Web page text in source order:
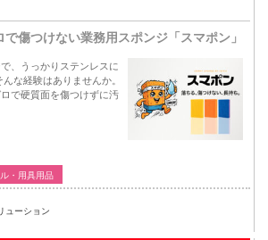
傷つけない業務用スポンジ「スマポン」
、うっかりステンレスに
な経験はありませんか。
で硬質面を傷つけずに汚
・用具用品
ューション